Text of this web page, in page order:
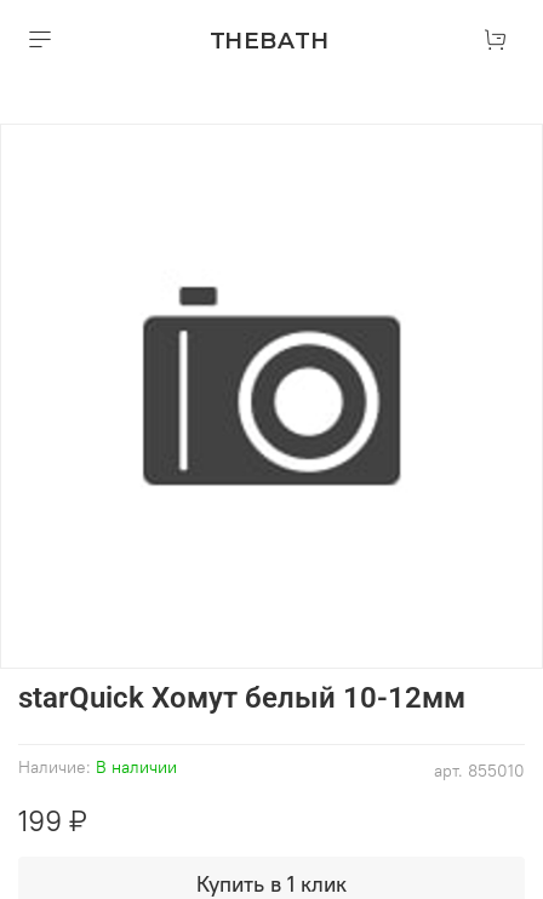
THEBATH
арт. 855010
Наличие: В наличии
starQuick Хомут белый 10-12мм
199 ₽
Купить в 1 клик